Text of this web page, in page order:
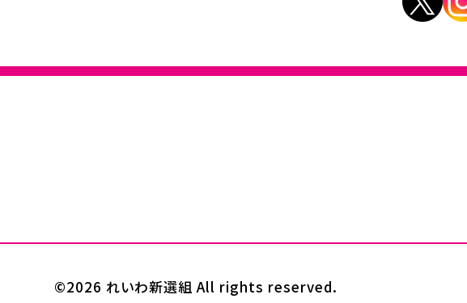
©2026 れいわ新選組 All rights reserved.